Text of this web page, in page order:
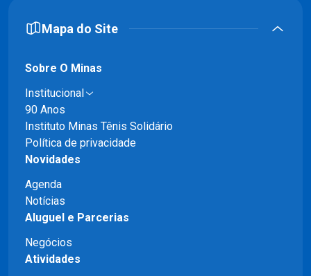
Mapa do Site
Sobre O Minas
Institucional
90 Anos
Instituto Minas Tênis Solidário
Política de privacidade
Novidades
Agenda
Notícias
Aluguel e Parcerias
Negócios
Atividades